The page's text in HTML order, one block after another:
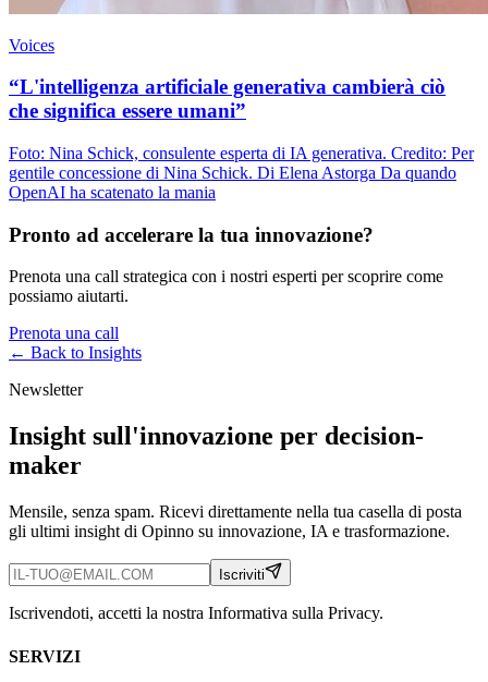
Voices
“L'intelligenza artificiale generativa cambierà ciò
che significa essere umani”
Foto: Nina Schick, consulente esperta di IA generativa. Credito: Per
gentile concessione di Nina Schick. Di Elena Astorga Da quando
OpenAI ha scatenato la mania
Pronto ad accelerare la tua innovazione?
Prenota una call strategica con i nostri esperti per scoprire come
possiamo aiutarti.
Prenota una call
← Back to Insights
Newsletter
Insight sull'innovazione per decision-
maker
Mensile, senza spam. Ricevi direttamente nella tua casella di posta
gli ultimi insight di Opinno su innovazione, IA e trasformazione.
Iscriviti
Iscrivendoti, accetti la nostra Informativa sulla Privacy.
SERVIZI